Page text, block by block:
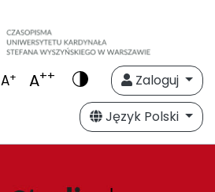
A+ A++
Zaloguj
Język Polski